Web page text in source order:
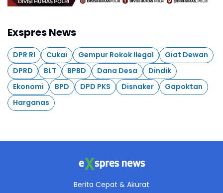
Exspres News
DPR RI Cukai Gempur Rokok Ilegal
Giat Dewan
DPRD
BLT BPBD Dana Desa
Dindik
Ekonomi
BPD DPD PKS Disnaker
Gapoktan
Harganas
Berita Cepat & Akurat